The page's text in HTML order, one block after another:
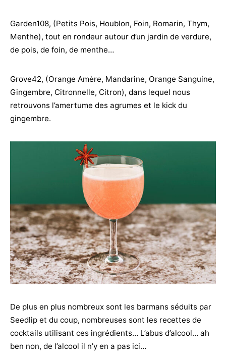
Garden108, (Petits Pois, Houblon, Foin, Romarin, Thym,
Menthe), tout en rondeur autour d’un jardin de verdure,
de pois, de foin, de menthe…
Grove42, (Orange Amère, Mandarine, Orange Sanguine,
Gingembre, Citronnelle, Citron), dans lequel nous
retrouvons l’amertume des agrumes et le kick du
gingembre.
De plus en plus nombreux sont les barmans séduits par
Seedlip et du coup, nombreuses sont les recettes de
cocktails utilisant ces ingrédients… L’abus d’alcool… ah
ben non, de l’alcool il n’y en a pas ici…